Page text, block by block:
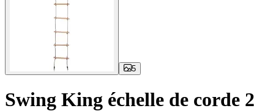
5
Swing King échelle de corde